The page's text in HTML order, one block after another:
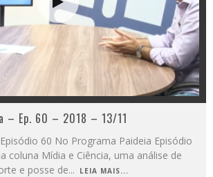
– Ep. 60 – 2018 – 13/11
60 No Programa Paideia Episódio
coluna Mídia e Ciência, uma análise de
e posse de... LEIA MAIS...